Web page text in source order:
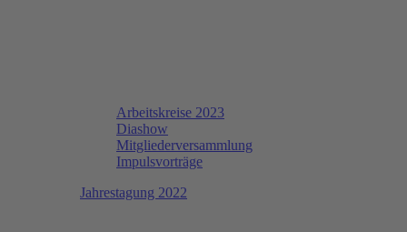
Arbeitskreise 2023
Diashow
Mitgliederversammlung
Impulsvorträge
Jahrestagung 2022